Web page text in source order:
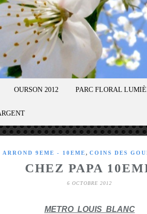
OURSON 2012 PARC FLORAL
ARROND 9EME - 10EME , COINS DES
CHEZ PAPA
6 OCTOBRE 2012
METRO LOUIS BLANC